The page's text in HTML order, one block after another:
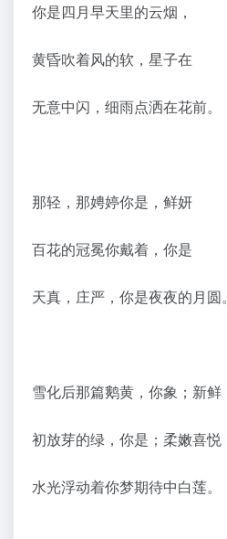
你是四月早天里的云烟，
黄昏吹着风的软，星子在
无意中闪，细雨点洒在花前。
那轻，那娉婷你是，鲜妍
百花的冠冕你戴着，你是
天真，庄严，你是夜夜的月圆。
雪化后那篇鹅黄，你象；新鲜
初放芽的绿，你是；柔嫩喜悦
水光浮动着你梦期待中白莲。